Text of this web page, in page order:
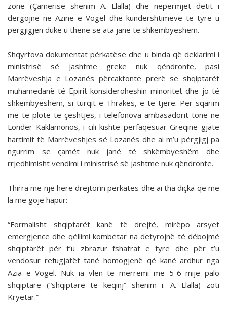
zone (Çamërisë shënim A. Llalla) dhe nëpërmjet detit i
dërgojnë në Azinë e Vogël dhe kundërshtimeve të tyre u
përgjigjen duke u thënë se ata janë të shkëmbyeshëm.
Shqyrtova dokumentat përkatëse dhe u binda që deklarimi i
ministrisë së jashtme greke nuk qëndronte, pasi
Marrëveshja e Lozanës përcaktonte prerë se shqiptarët
muhamedanë të Epirit konsideroheshin minoritet dhe jo të
shkëmbyeshëm, si turqit e Thrakës, e të tjerë. Për sqarim
më të plotë të çështjes, i telefonova ambasadorit tonë në
Londër Kaklamonos, i cili kishte përfaqësuar Greqinë gjatë
hartimit të Marrëveshjes së Lozanës dhe ai m’u përgjigj pa
ngurrim se çamët nuk janë të shkëmbyeshëm dhe
rrjedhimisht vendimi i ministrisë së jashtme nuk qëndronte.
Thirra me një herë drejtorin përkatës dhe ai tha diçka që më
la me gojë hapur:
“Formalisht shqiptarët kanë të drejtë, mirëpo arsyet
emergjence dhe qëllimi kombëtar na detyrojnë të dëbojmë
shqiptarët për t’u zbrazur fshatrat e tyre dhe për t’u
vendosur refugjatët tanë homogjenë që kanë ardhur nga
Azia e Vogël. Nuk ia vlen të merremi me 5-6 mijë palo
shqiptarë (“shqiptarë të këqinj” shënim i. A. Llalla) zoti
Kryetar.”